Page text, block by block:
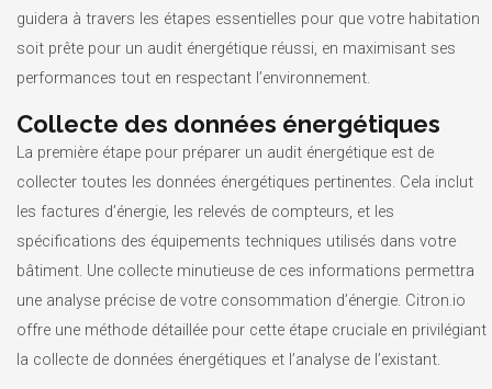
guidera à travers les étapes essentielles pour que votre habitation
soit prête pour un audit énergétique réussi, en maximisant ses
performances tout en respectant l’environnement.
Collecte des données énergétiques
La première étape pour préparer un audit énergétique est de
collecter toutes les données énergétiques pertinentes. Cela inclut
les factures d’énergie, les relevés de compteurs, et les
spécifications des équipements techniques utilisés dans votre
bâtiment. Une collecte minutieuse de ces informations permettra
une analyse précise de votre consommation d’énergie. Citron.io
offre une méthode détaillée pour cette étape cruciale en privilégiant
la collecte de données énergétiques et l’analyse de l’existant.